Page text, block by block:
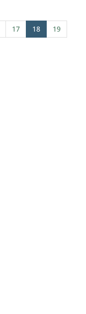
17 18
19